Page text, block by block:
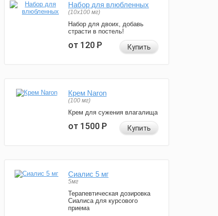
Набор для влюбленных
(10х100 мг)
Набор для двоих, добавь
страсти в постель!
от 120Р Купить
Крем Naron
(100 мг)
Крем для сужения влагалища
от 1500Р Купить
Сиалис 5 мг
5мг
Терапевтическая дозировка
Сиалиса для курсового
приема